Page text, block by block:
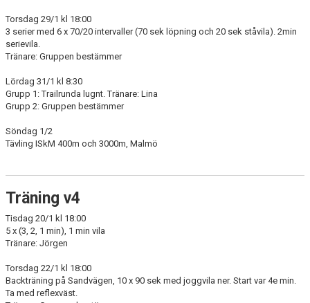
Torsdag 29/1 kl 18:00
3 serier med 6 x 70/20 intervaller (70 sek löpning och 20 sek ståvila). 2min
serievila.
Tränare: Gruppen bestämmer
Lördag 31/1 kl 8:30
Grupp 1: Trailrunda lugnt. Tränare: Lina
Grupp 2: Gruppen bestämmer
Söndag 1/2
Tävling ISkM 400m och 3000m, Malmö
Träning v4
Tisdag 20/1 kl 18:00
5 x (3, 2, 1 min), 1 min vila
Tränare: Jörgen
Torsdag 22/1 kl 18:00
Backträning på Sandvägen, 10 x 90 sek med joggvila ner. Start var 4e min.
Ta med reflexväst.